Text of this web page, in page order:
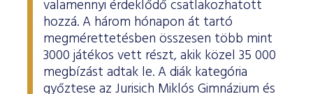
valamennyi érdeklődő csatlakozhatott
hozzá. A három hónapon át tartó
megmérettetésben összesen több mint
3000 játékos vett részt, akik közel 35 000
megbízást adtak le. A diák kategória
győztese az Jurisich Miklós Gimnázium és